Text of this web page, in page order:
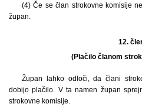
(4) Če se član strokovne komisije
župan.
12.
(Plačilo članom
Župan lahko odloči, da člani
dobijo plačilo. V ta namen župan
strokovne komisije.